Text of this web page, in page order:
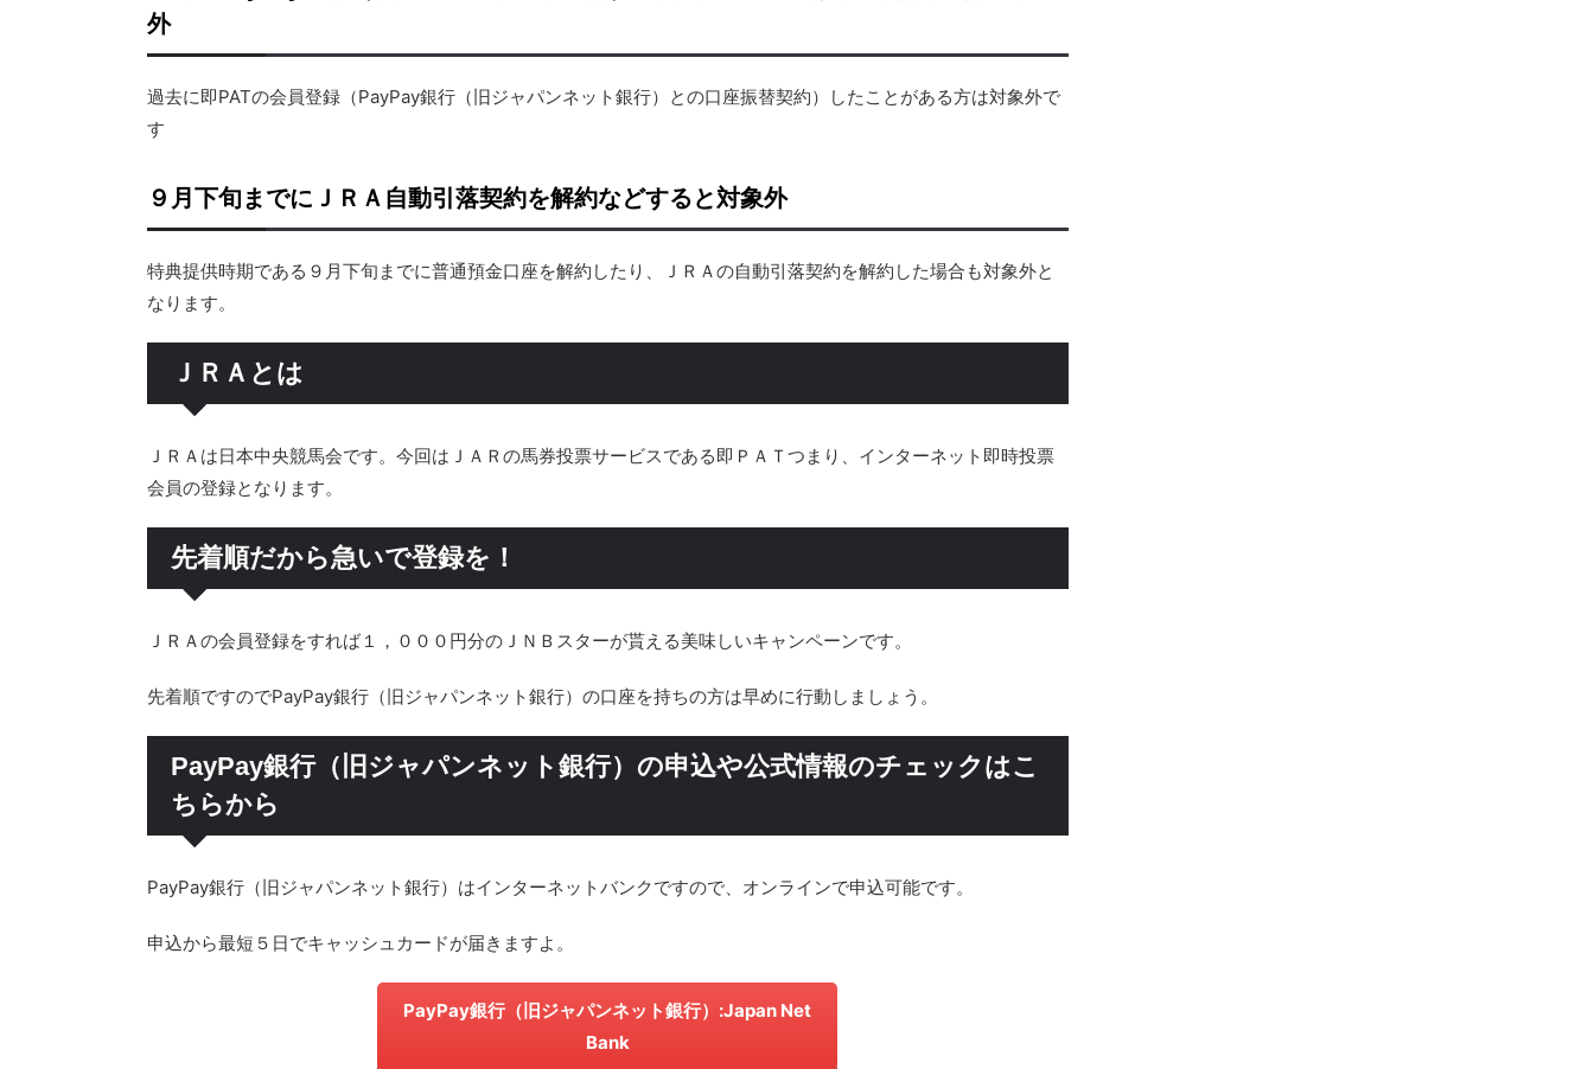
外
過去に即PATの会員登録（PayPay銀行（旧ジャパンネット銀行）との口座振替契約）したことがある方は対象外で
す
９月下旬までにＪＲＡ自動引落契約を解約などすると対象外
特典提供時期である９月下旬までに普通預金口座を解約したり、ＪＲＡの自動引落契約を解約した場合も対象外と
なります。
ＪＲＡとは
ＪＲＡは日本中央競馬会です。今回はＪＡＲの馬券投票サービスである即ＰＡＴつまり、インターネット即時投票
会員の登録となります。
先着順だから急いで登録を！
ＪＲＡの会員登録をすれば１，０００円分のＪＮＢスターが貰える美味しいキャンペーンです。
先着順ですのでPayPay銀行（旧ジャパンネット銀行）の口座を持ちの方は早めに行動しましょう。
PayPay銀行（旧ジャパンネット銀行）の申込や公式情報のチェックはこ
ちらから
PayPay銀行（旧ジャパンネット銀行）はインターネットバンクですので、オンラインで申込可能です。
申込から最短５日でキャッシュカードが届きますよ。
PayPay銀行（旧ジャパンネット銀行）:Japan Net
Bank